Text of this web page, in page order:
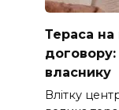
Тераса на
власнику
Влітку